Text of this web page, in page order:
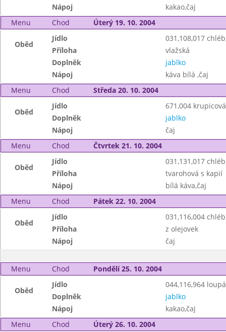
Nápoj
kakao,čaj
Menu
Chod Úterý 19. 10. 2004
Oběd
Jídlo
031,108,017
Příloha
vlažská
Doplněk
jablko
Nápoj
káva bílá ,čaj
Menu
Chod Středa 20. 10. 2004
Oběd
Jídlo
671,004
Doplněk
jablko
Nápoj
čaj
Menu
Chod Čtvrtek 21. 10. 2004
Oběd
Jídlo
031,131,017
Příloha
tvarohová s kapií
Nápoj
bílá káva,čaj
Menu
Chod Pátek 22. 10. 2004
Oběd
Jídlo
031,116,004
Příloha
z olejovek
Nápoj
čaj
Menu Chod Pondělí 25. 10. 2004
Oběd
Jídlo
044,116,964
Doplněk
jablko
Nápoj
kakao,čaj
Menu
Chod Úterý 26. 10. 2004